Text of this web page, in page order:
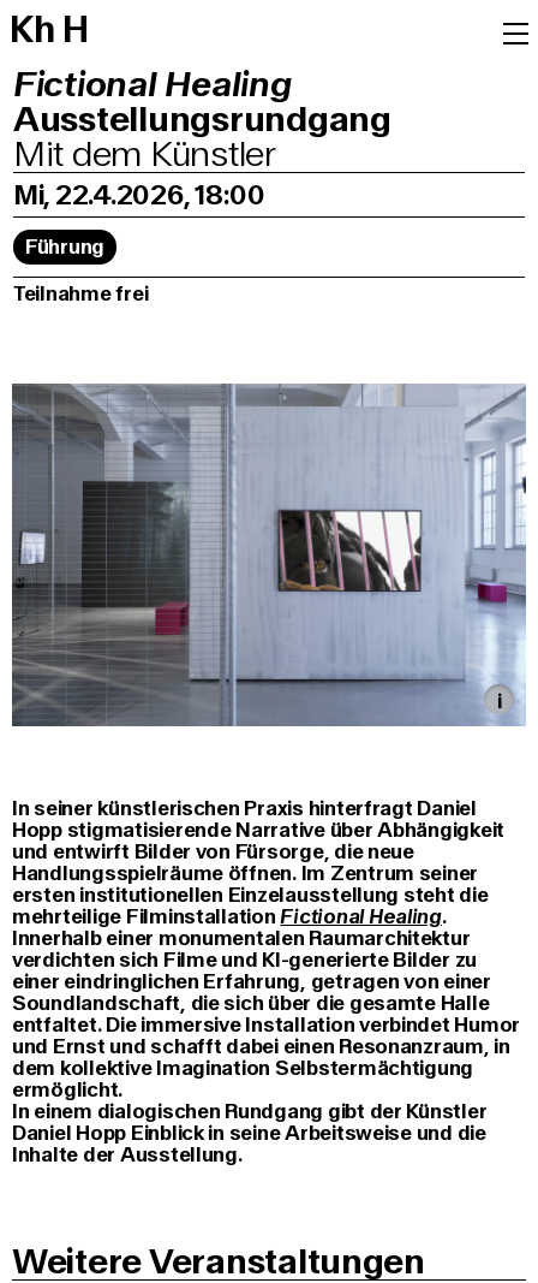
Kh H
Fictional Healing
Ausstellungsrundgang
Mit dem Künstler
Mi, 22.4.2026, 18:00
Führung
Teilnahme frei
In seiner künstlerischen Praxis hinterfragt Daniel
Hopp stigmatisierende Narrative über Abhängigkeit
und entwirft Bilder von Fürsorge, die neue
Handlungsspielräume öffnen. Im Zentrum seiner
ersten institutionellen Einzelausstellung steht die
mehrteilige FilminstallationFictional Healing.
Innerhalb einer monumentalen Raumarchitektur
verdichten sich Filme und KI-generierte Bilder zu
einer eindringlichen Erfahrung, getragen von einer
Soundlandschaft, die sich über die gesamte Halle
entfaltet. Die immersive Installation verbindet Humor
und Ernst und schafft dabei einen Resonanzraum, in
dem kollektive Imagination Selbstermächtigung
ermöglicht.
In einem dialogischen Rundgang gibt der Künstler
Daniel Hopp Einblick in seine Arbeitsweise und die
Inhalte der Ausstellung.
Weitere Veranstaltungen